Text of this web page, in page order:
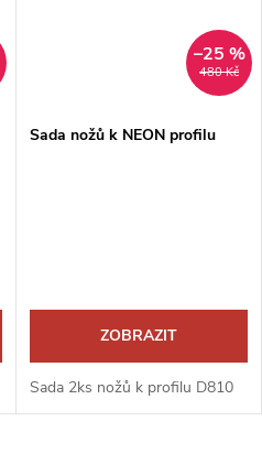
480 Kč
–25 %
Sada nožů k NEON profilu
ZOBRAZIT
Sada 2ks nožů k profilu D810